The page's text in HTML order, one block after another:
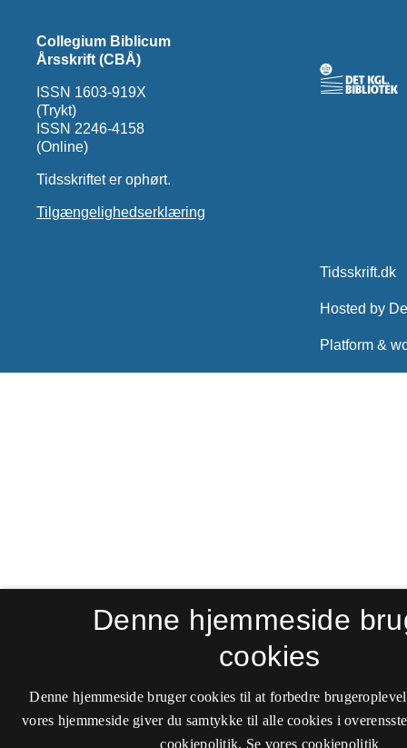
Collegium Biblicum
Årsskrift (CBÅ)
ISSN 1603-919X
(Trykt)
ISSN 2246-4158
(Online)
Tidsskriftet er ophørt.
Tilgængelighedserklæring
Denne hjemmeside
cookies
Denne hjemmeside bruger cookies til at forbedre
vores hjemmeside giver du samtykke til alle cookies i
cookiepolitik. Se vores cookiepolitik